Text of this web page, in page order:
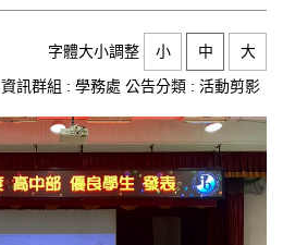
字體大小調整 小 中
大
資訊群組 : 學務處 公告分類 : 活動剪影